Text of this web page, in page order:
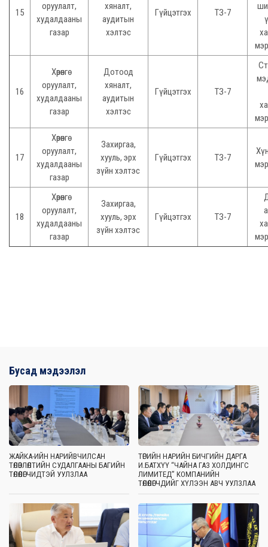
15
оруулалт,
худалдааны
газар
хяналт,
аудитын
хэлтэс
Гүйцэтгэх ТЗ-7
16
Хөрөнгө
оруулалт,
худалдааны
газар
Дотоод
хяналт,
аудитын
хэлтэс
Гүйцэтгэх ТЗ-7
17
Хөрөнгө
оруулалт,
худалдааны
газар
Захиргаа,
хууль, эрх
зүйн хэлтэс
Гүйцэтгэх ТЗ-7
18
Хөрөнгө
оруулалт,
худалдааны
газар
Захиргаа,
хууль, эрх
зүйн хэлтэс
Гүйцэтгэх ТЗ-7
Бусад мэдээлэл
ЖАЙКА-ИЙН НАРИЙВЧИЛСАН
ТӨЛӨВЛӨЛТИЙН СУДАЛГААНЫ БАГИЙН
ТӨЛӨӨЛӨГЧИДТЭЙ УУЛЗЛАА
ТӨРИЙН НАРИЙН БИЧГИЙН ДАРГА
И.БАТХҮҮ “ЧАЙНА ГАЗ ХОЛДИНГС
ЛИМИТЕД” КОМПАНИЙН
ТӨЛӨӨЛӨГЧДИЙГ ХҮЛЭЭН АВЧ УУЛЗЛАА